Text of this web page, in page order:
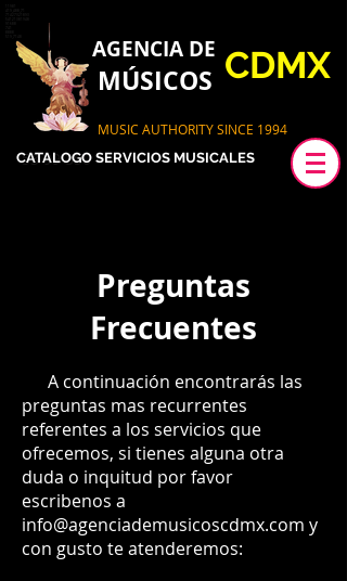
AGENCIA DE
MÚSICOS CDMX
MUSIC AUTHORITY SINCE 1994
53 99 350
CATALOGO SERVICIOS MUSICALES
Preguntas
Frecuentes
A continuación encontrarás las
preguntas mas recurrentes
referentes a los servicios que
ofrecemos, si tienes alguna otra
duda o inquitud por favor
escribenos a
info@agenciademusicoscdmx.com y
con gusto te atenderemos: